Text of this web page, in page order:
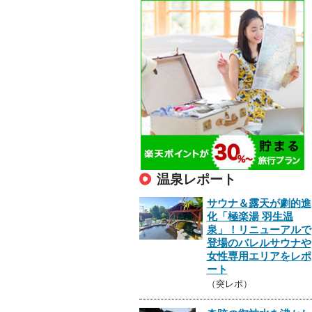
温泉レポート
サウナ＆露天が劇的進
化「極楽湯 羽生温
泉」！リニューアルで
登場のバレルサウナや
女性専用エリアをレポ
ート
（突レポ）